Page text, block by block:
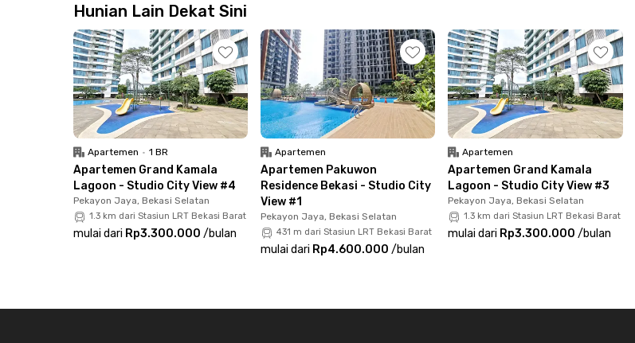
untuk berkomuter ke Jakarta, Bogor, Depok, hingga Tangerang. Sementara Stasiun LRT Jati
Mulya berjarak 21 menit dari apartemen Bekasi ini. Bekasi Cyber Park berjarak 7 menit jalan kaki
menjadi mall terdekat dari Apartemen Centerpoint Bekasi. Nggak repot, deh, kalau mau jajan
atau hangout. Yuk, booking sekarang!
Hunian Lain Dekat Sini
Apartemen • 1 BR
Apartemen Grand Kamala
Lagoon - Studio City View #4
Pekayon Jaya, Bekasi Selatan
1.3 km dari Stasiun LRT Bekasi Barat
mulai dari Rp3.300.000 /bulan
Apartemen
Apartemen Pakuwon
Residence Bekasi - Studio City
View #1
Pekayon Jaya, Bekasi Selatan
431 m dari Stasiun LRT Bekasi Barat
mulai dari Rp4.600.000 /bulan
Apartemen
Apartemen Grand Kamala
Lagoon - Studio City View #3
Pekayon Jaya, Bekasi Selatan
1.3 km dari Stasiun LRT Bekasi Barat
mulai dari Rp3.300.000 /bulan